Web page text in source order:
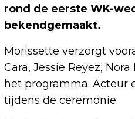
rond de eerste WK-
bekendgemaakt.
Morissette verzorgt
Cara, Jessie Reyez,
het programma. Acteur
tijdens de ceremonie.